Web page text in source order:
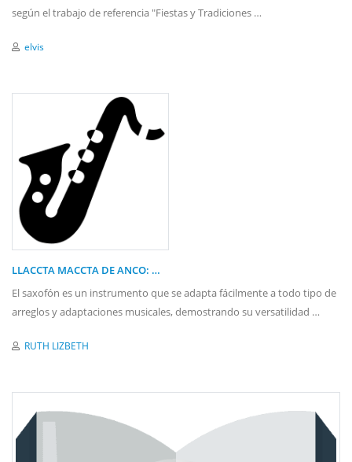
según el trabajo de referencia "Fiestas y Tradiciones …
elvis
LLACCTA MACCTA DE ANCO: …
El saxofón es un instrumento que se adapta fácilmente a todo tipo de
arreglos y adaptaciones musicales, demostrando su versatilidad …
RUTH LIZBETH